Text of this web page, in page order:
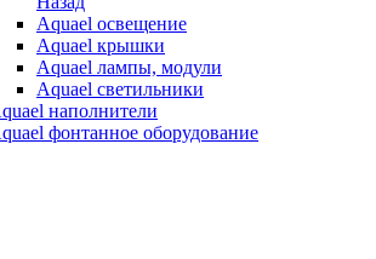
Aquael освещение
Aquael крышки
Aquael лампы, модули
Aquael светильники
наполнители
фонтанное оборудование